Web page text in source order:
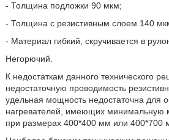
- Толщина подложки 90 мкм;
- Толщина с резистивным слоем 140
- Материал гибкий, скручивается в
Негорючий.
К недостаткам данного технического
недостаточную проводимость
удельная мощность недостаточна для
нагревателей, имеющих минимальную
при размерах 400*400 мм или 400*700